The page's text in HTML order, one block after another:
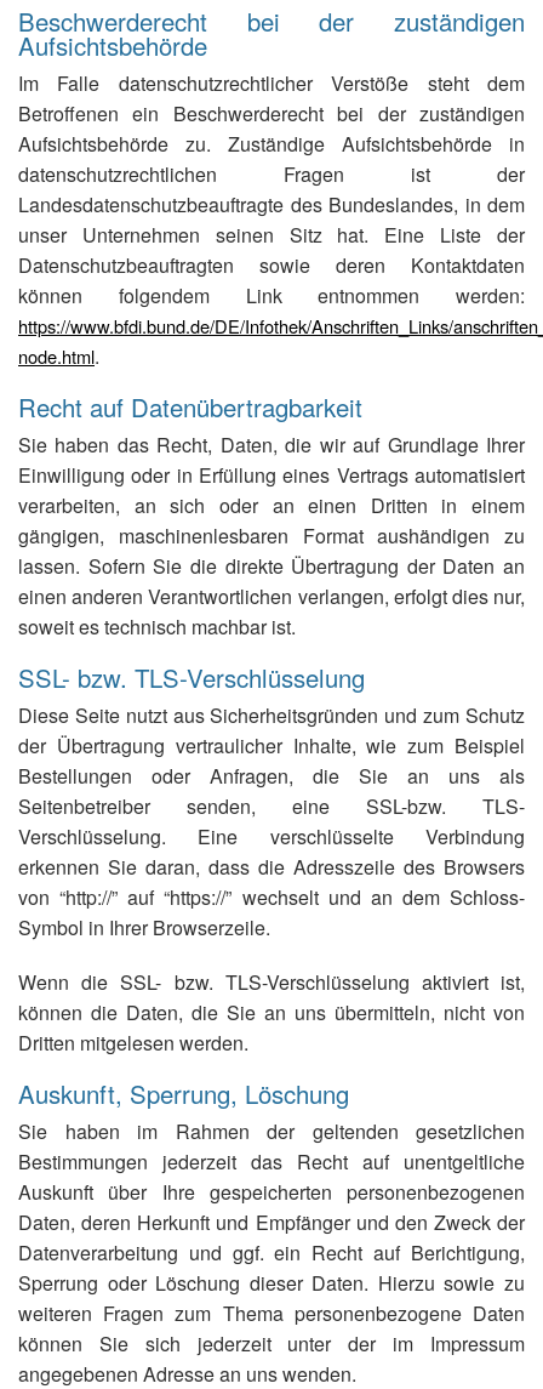
Beschwerderecht bei der zuständigen
Aufsichtsbehörde
Im Falle datenschutzrechtlicher Verstöße steht dem
Betroffenen ein Beschwerderecht bei der zuständigen
Aufsichtsbehörde zu. Zuständige Aufsichtsbehörde in
datenschutzrechtlichen Fragen ist der
Landesdatenschutzbeauftragte des Bundeslandes, in dem
unser Unternehmen seinen Sitz hat. Eine Liste der
Datenschutzbeauftragten sowie deren Kontaktdaten
können folgendem Link entnommen werden:
https://www.bfdi.bund.de/DE/Infothek/Anschriften_Links/
node.html.
Recht auf Datenübertragbarkeit
Sie haben das Recht, Daten, die wir auf Grundlage Ihrer
Einwilligung oder in Erfüllung eines Vertrags automatisiert
verarbeiten, an sich oder an einen Dritten in einem
gängigen, maschinenlesbaren Format aushändigen zu
lassen. Sofern Sie die direkte Übertragung der Daten an
einen anderen Verantwortlichen verlangen, erfolgt dies nur,
soweit es technisch machbar ist.
SSL- bzw. TLS-Verschlüsselung
Diese Seite nutzt aus Sicherheitsgründen und zum Schutz
der Übertragung vertraulicher Inhalte, wie zum Beispiel
Bestellungen oder Anfragen, die Sie an uns als
Seitenbetreiber senden, eine SSL-bzw. TLS-
Verschlüsselung. Eine verschlüsselte Verbindung
erkennen Sie daran, dass die Adresszeile des Browsers
von “http://” auf “https://” wechselt und an dem Schloss-
Symbol in Ihrer Browserzeile.
Wenn die SSL- bzw. TLS-Verschlüsselung aktiviert ist,
können die Daten, die Sie an uns übermitteln, nicht von
Dritten mitgelesen werden.
Auskunft, Sperrung, Löschung
Sie haben im Rahmen der geltenden gesetzlichen
Bestimmungen jederzeit das Recht auf unentgeltliche
Auskunft über Ihre gespeicherten personenbezogenen
Daten, deren Herkunft und Empfänger und den Zweck der
Datenverarbeitung und ggf. ein Recht auf Berichtigung,
Sperrung oder Löschung dieser Daten. Hierzu sowie zu
weiteren Fragen zum Thema personenbezogene Daten
können Sie sich jederzeit unter der im Impressum
angegebenen Adresse an uns wenden.